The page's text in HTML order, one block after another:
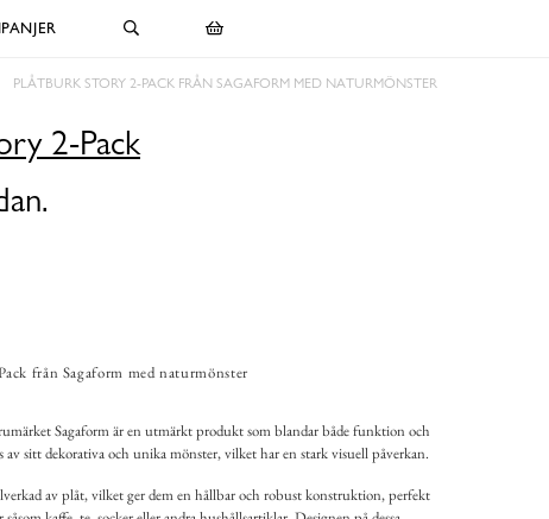
PLÅTBURK STORY 2-PACK FRÅN SAGAFORM MED NATURMÖNSTER
2-Pack
från Sagaform med naturmönster
Sagaform är en utmärkt produkt som blandar både funktion och
av sitt dekorativa och unika mönster, vilket har en stark visuell påverkan.
av plåt, vilket ger dem en hållbar och robust konstruktion, perfekt